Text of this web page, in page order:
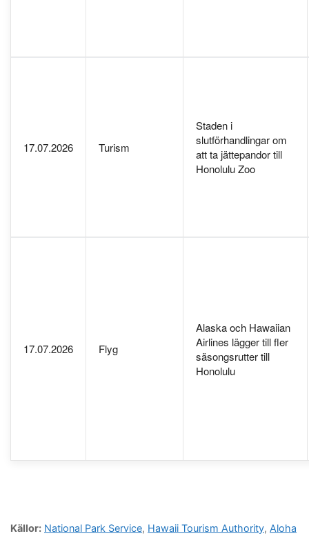
17.07.2026 Turism
Staden i
slutförhandlingar om
att ta jättepandor till
Honolulu Zoo
17.07.2026 Flyg
Alaska och Hawaiian
Airlines lägger till fler
säsongsrutter till
Honolulu
Källor: National Park Service, Hawaii Tourism Authority, Aloha